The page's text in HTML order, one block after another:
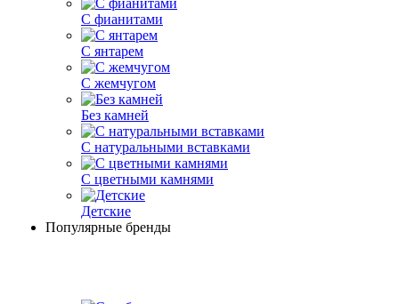
С фианитами
С янтарем
С жемчугом
Без камней
С натуральными вставками
С цветными камнями
Детские
Популярные бренды